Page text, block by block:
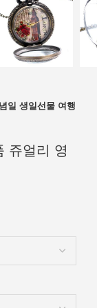
일 생일선물 여행
쥬얼리 영